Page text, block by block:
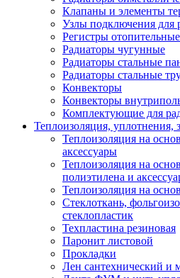
Клапаны и элементы
Узлы подключения для
Регистры
Радиаторы чугунные
Радиаторы стальные
Радиаторы стальные
Конвекторы
Конвекторы
Комплектующие для
Теплоизоляция,
Теплоизоляция на
аксессуары
Теплоизоляция на
полиэтилена и
Теплоизоляция на
Стеклоткань,
стеклопластик
Техпластина резиновая
Паронит листовой
Прокладки
Лен сантехнический и